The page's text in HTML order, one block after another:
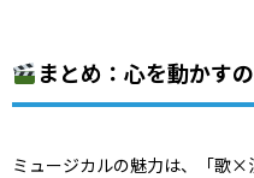
まとめ：心を動かす
ミュージカルの魅力は、「歌×